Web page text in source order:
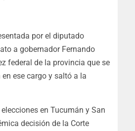
por el diputado
a gobernador Fernando
federal de la provincia que se
ese cargo y saltó a la
en Tucumán y San
decisión de la Corte